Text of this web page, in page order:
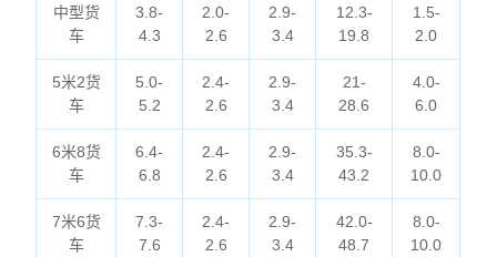
中型货
车
3.8-
4.3
2.0-
2.6
2.9-
3.4
12.3-
19.8
1.5-
2.0
5米2货
车
5.0-
5.2
2.4-
2.6
2.9-
3.4
21-
28.6
4.0-
6.0
6米8货
车
6.4-
6.8
2.4-
2.6
2.9-
3.4
35.3-
43.2
8.0-
10.0
7米6货
车
7.3-
7.6
2.4-
2.6
2.9-
3.4
42.0-
48.7
8.0-
10.0